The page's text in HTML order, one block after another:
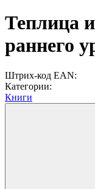
Теплица
раннего
Штрих-код EAN:
Категории:
Книги